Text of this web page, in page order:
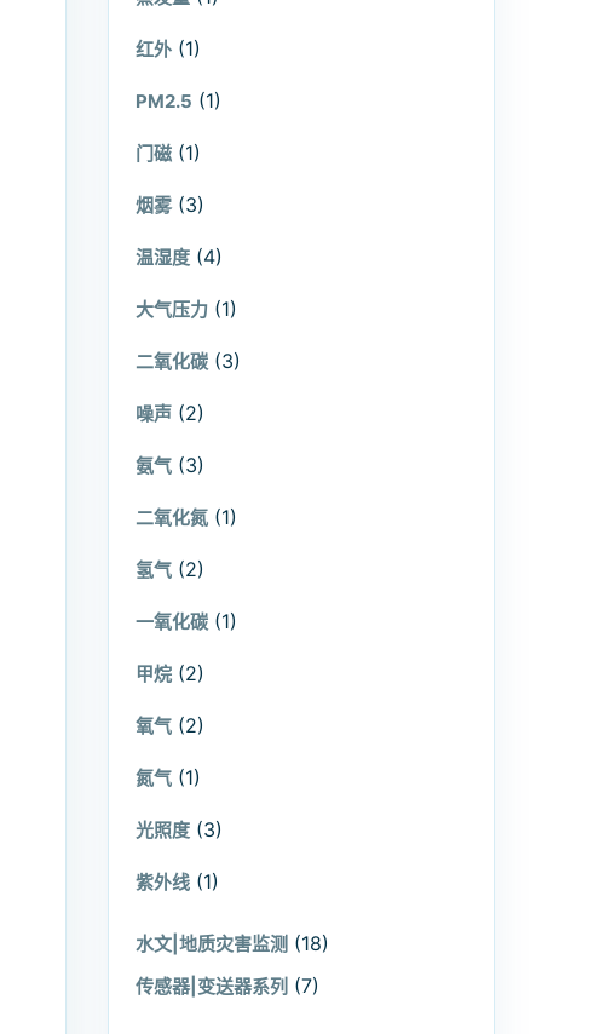
红外 (1)
PM2.5 (1)
门磁 (1)
烟雾 (3)
温湿度 (4)
大气压力 (1)
二氧化碳 (3)
噪声 (2)
氨气 (3)
二氧化氮 (1)
氢气 (2)
一氧化碳 (1)
甲烷 (2)
氧气 (2)
氮气 (1)
光照度 (3)
紫外线 (1)
水文|地质灾害监测 (18)
传感器|变送器系列 (7)